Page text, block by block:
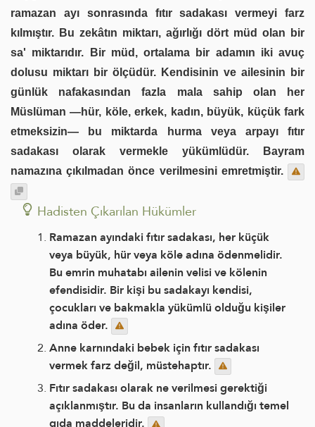
ramazan ayı sonrasında fıtır sadakası vermeyi farz
kılmıştır. Bu zekâtın miktarı, ağırlığı dört müd olan bir
sa' miktarıdır. Bir müd, ortalama bir adamın iki avuç
dolusu miktarı bir ölçüdür. Kendisinin ve ailesinin bir
günlük nafakasından fazla mala sahip olan her
Müslüman —hür, köle, erkek, kadın, büyük, küçük fark
etmeksizin— bu miktarda hurma veya arpayı fıtır
sadakası olarak vermekle yükümlüdür. Bayram
namazına çıkılmadan önce verilmesini emretmiştir.
Hadisten Çıkarılan Hükümler
Ramazan ayındaki fıtır sadakası, her küçük
veya büyük, hür veya köle adına ödenmelidir.
Bu emrin muhatabı ailenin velisi ve kölenin
efendisidir. Bir kişi bu sadakayı kendisi,
çocukları ve bakmakla yükümlü olduğu kişiler
adına öder.
Anne karnındaki bebek için fıtır sadakası
vermek farz değil, müstehaptır.
Fıtır sadakası olarak ne verilmesi gerektiği
açıklanmıştır. Bu da insanların kullandığı temel